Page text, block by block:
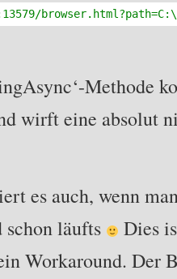
Methode
wirft eine absolut
es auch, wenn
schon läufts
Dies
Workaround. Der